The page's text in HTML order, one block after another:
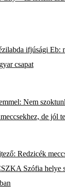
ifjúsági Eb:
csapat
Nem
de jól
Redzicék
Szófia helye